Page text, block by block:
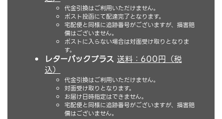
代金引換はご利用いただけません。
ポスト投函にて配達完了となります。
宅配便と同様に追跡番号がございますが、損害賠
償はございません。
ポストに入らない場合は対面受け取りとなりま
す。
レターパックプラス 送料：600円（税
込）
代金引換はご利用いただけません。
対面受け取りとなります。
お届け日時指定はできません。
宅配便と同様に追跡番号がございますが、損害賠
償はございません。